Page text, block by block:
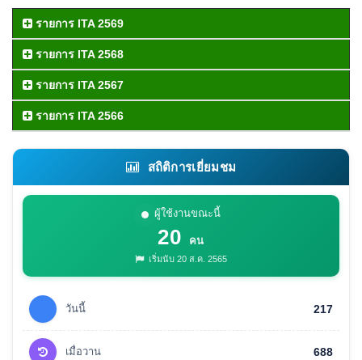
รายการ ITA 2569
รายการ ITA 2568
รายการ ITA 2567
รายการ ITA 2566
สถิติการเยี่ยมชม
ผู้ใช้งานขณะนี้
20 คน
เริ่มนับ 20 ส.ค. 2565
วันนี้ 217
เมื่อวาน 688